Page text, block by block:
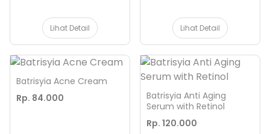
Lihat Detail Lihat Detail
Batrisyia Acne Cream
Rp. 84.000
Batrisyia Anti Aging
Serum with Retinol
Rp. 120.000